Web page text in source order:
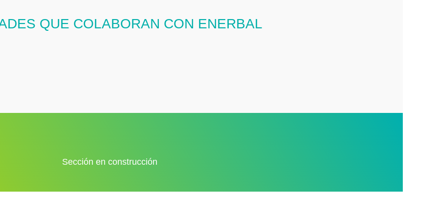
QUE COLABORAN CON ENERBAL
Sección en construcción